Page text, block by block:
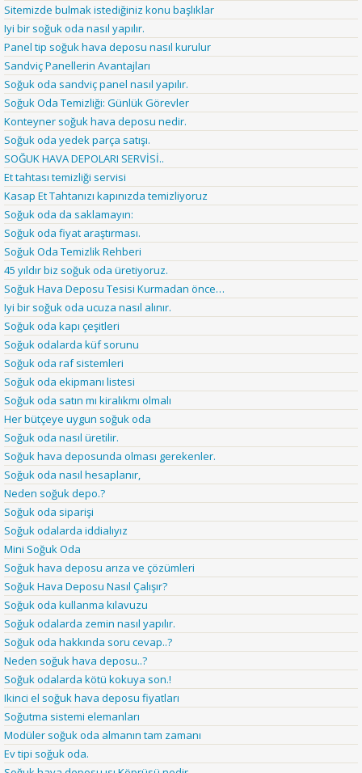
Sitemizde bulmak istediğiniz konu başlıklar
Iyi bir soğuk oda nasıl yapılır.
Panel tip soğuk hava deposu nasıl kurulur
Sandviç Panellerin Avantajları
Soğuk oda sandviç panel nasıl yapılır.
Soğuk Oda Temizliği: Günlük Görevler
Konteyner soğuk hava deposu nedir.
Soğuk oda yedek parça satışı.
SOĞUK HAVA DEPOLARI SERVİSİ..
Et tahtası temizliği servisi
Kasap Et Tahtanızı kapınızda temizliyoruz
Soğuk oda da saklamayın:
Soğuk oda fiyat araştırması.
Soğuk Oda Temizlik Rehberi
45 yıldır biz soğuk oda üretiyoruz.
Soğuk Hava Deposu Tesisi Kurmadan önce…
Iyi bir soğuk oda ucuza nasıl alınır.
Soğuk oda kapı çeşitleri
Soğuk odalarda küf sorunu
Soğuk oda raf sistemleri
Soğuk oda ekipmanı listesi
Soğuk oda satın mı kiralıkmı olmalı
Her bütçeye uygun soğuk oda
Soğuk oda nasıl üretilir.
Soğuk hava deposunda olması gerekenler.
Soğuk oda nasıl hesaplanır,
Neden soğuk depo.?
Soğuk oda siparişi
Soğuk odalarda iddialıyız
Mini Soğuk Oda
Soğuk hava deposu arıza ve çözümleri
Soğuk Hava Deposu Nasıl Çalışır?
Soğuk oda kullanma kılavuzu
Soğuk odalarda zemin nasıl yapılır.
Soğuk oda hakkında soru cevap..?
Neden soğuk hava deposu..?
Soğuk odalarda kötü kokuya son.!
Ikinci el soğuk hava deposu fiyatları
Soğutma sistemi elemanları
Modüler soğuk oda almanın tam zamanı
Ev tipi soğuk oda.